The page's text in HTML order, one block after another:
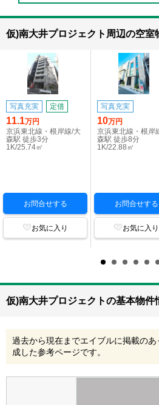
仮)南大井プロジェクト周辺の空室
写真充実 定借
11.1万円
京浜東北線・根岸線/大
森駅 徒歩3分
1K/25.74㎡
お問合せする
お気に入り
写真充実
10万円
京浜東北線・根岸
森駅 徒歩8分
1K/22.88㎡
お問合せする
お気に入り
仮)南大井プロジェクトの基本物件
過去から現在までエイブルに掲載の
成した参考ページです。